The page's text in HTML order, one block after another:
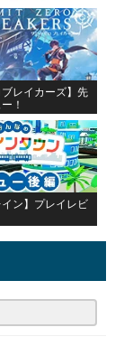
ブレイカーズ】先
！
イン】プレイレビ